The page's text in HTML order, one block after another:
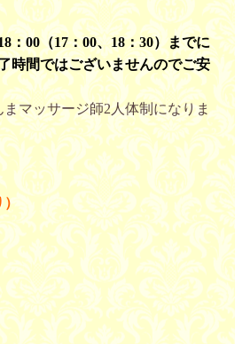
：00（17：00、18：30）までに
時間ではございませんのでご安
マッサージ師2人体制になりま